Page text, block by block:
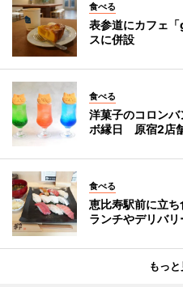
食べる
表参道にカフェ
スに併設
食べる
洋菓子のコロン
ボ縁日 原宿2店
食べる
恵比寿駅前に立
ランチやデリバリ
もっ